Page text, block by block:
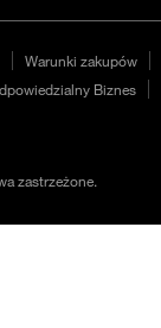
Warunki zakupów
Biznes
zastrzeżone.